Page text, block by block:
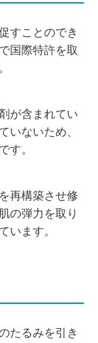
すことのでき
国際特許を取
が含まれてい
いないため、
す。
再構築させ修
の弾力を取り
います。
たるみを引き